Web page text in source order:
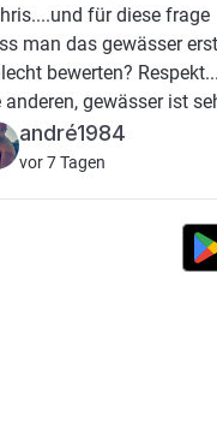
für diese frage
man das gewässer
bewerten?
anderen, gewässer ist
andré1984
vor 7 Tagen